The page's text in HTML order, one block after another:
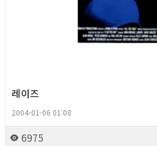
레이즈
2004-01-06 01:08
6975